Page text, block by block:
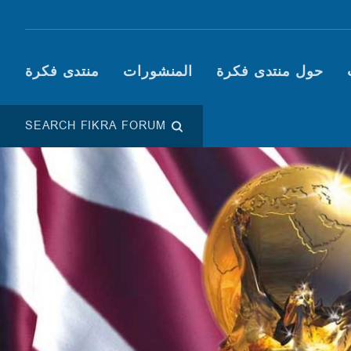
Main navigation (Fikra
حول منتدى فكرة المنشورات منتدى فكرة
SEARCH FIKRA FORUM